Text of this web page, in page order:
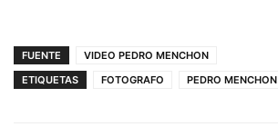
FUENTE
VIDEO PEDRO MENCHON
ETIQUETAS
FOTOGRAFO PEDRO MENCHON